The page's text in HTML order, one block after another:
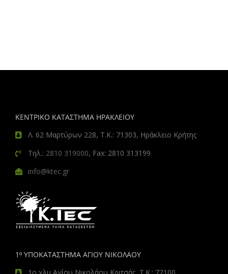
ΚΕΝΤΡΙΚΟ ΚΑΤΑΣΤΗΜΑ ΗΡΑΚΛΕΙΟΥ
Λ. 62 Μαρτύρων 228, Τ.Κ.: 71303, Ηράκλειο Κρήτης
Τηλ.: 2810 319000, Fax: 2810 313199
info@ktec.gr
1º ΥΠΟΚΑΤΑΣΤΗΜΑ ΑΓΙΟΥ ΝΙΚΟΛΑΟΥ